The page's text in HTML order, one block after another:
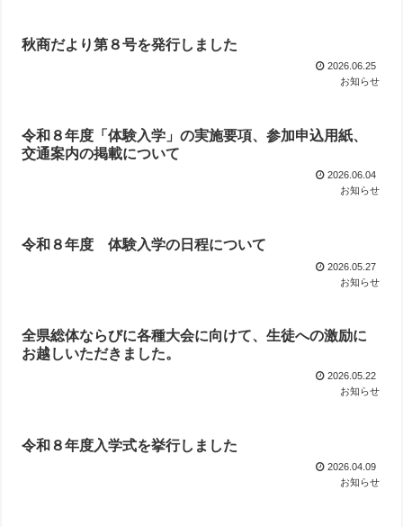
秋商だより第８号を発行しました
2026.06.25
お知らせ
令和８年度「体験入学」の実施要項、参加申込用紙、
交通案内の掲載について
2026.06.04
お知らせ
令和８年度 体験入学の日程について
2026.05.27
お知らせ
全県総体ならびに各種大会に向けて、生徒への激励に
お越しいただきました。
2026.05.22
お知らせ
令和８年度入学式を挙行しました
2026.04.09
お知らせ